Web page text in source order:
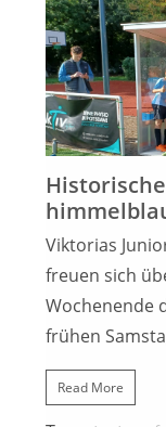
4. OKTOBER 2023
Viktorias
freuen sich
Wochenende
frühen
Read More